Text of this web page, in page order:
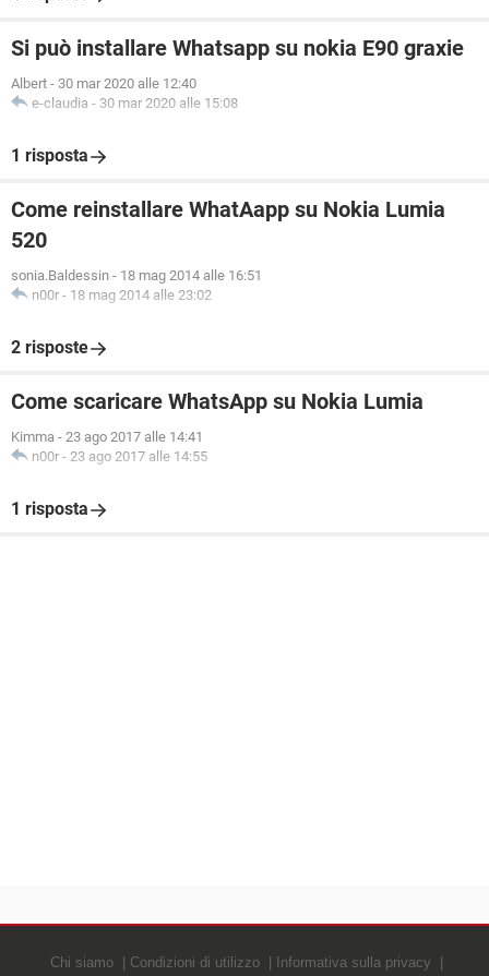
Si può installare Whatsapp su nokia E90 graxie
Albert - 30 mar 2020 alle 12:40
e-claudia - 30 mar 2020 alle 15:08
1 risposta
Come reinstallare WhatAapp su Nokia Lumia
520
sonia.Baldessin - 18 mag 2014 alle 16:51
n00r - 18 mag 2014 alle 23:02
2 risposte
Come scaricare WhatsApp su Nokia Lumia
Kimma - 23 ago 2017 alle 14:41
n00r - 23 ago 2017 alle 14:55
1 risposta
Chi siamo Condizioni di utilizzo Informativa sulla privacy